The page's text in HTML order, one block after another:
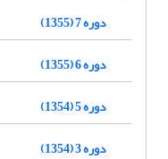
دوره 7 (1355)
دوره 6 (1355)
دوره 5 (1354)
دوره 3 (1354)